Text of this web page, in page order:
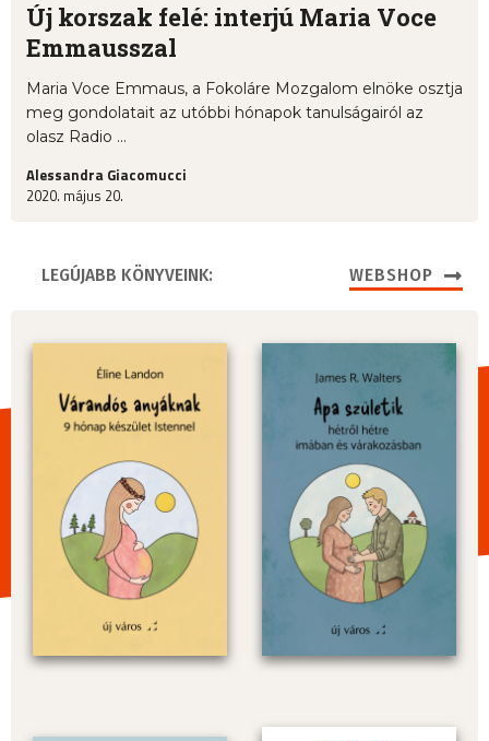
Új korszak felé: interjú Maria Voce
Emmausszal
Maria Voce Emmaus, a Fokoláre Mozgalom elnöke osztja
meg gondolatait az utóbbi hónapok tanulságairól az
olasz Radio ...
Alessandra Giacomucci
2020. május 20.
LEGÚJABB KÖNYVEINK: WEBSHOP